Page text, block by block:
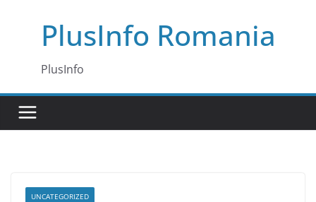
PlusInfo Romania
PlusInfo
UNCATEGORIZED